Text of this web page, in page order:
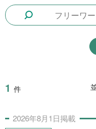
1日間
20日間
1 件
2026年8月1日掲載